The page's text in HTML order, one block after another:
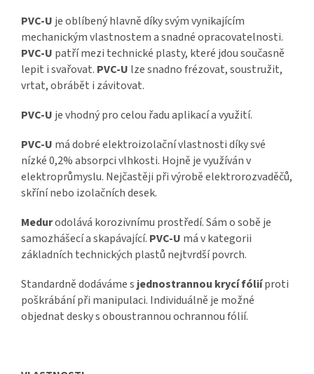
PVC-U je oblíbený hlavně díky svým vynikajícím
mechanickým vlastnostem a snadné opracovatelnosti.
PVC-U patří mezi technické plasty, které jdou současně
lepit i svařovat. PVC-U lze snadno frézovat, soustružit,
vrtat, obrábět i závitovat.
PVC-U je vhodný pro celou řadu aplikací a využití.
PVC-U má dobré elektroizolační vlastnosti díky své
nízké 0,2% absorpci vlhkosti. Hojně je využíván v
elektroprůmyslu. Nejčastěji při výrobě elektrorozvaděčů,
skříní nebo izolačních desek.
Medurodolává korozivnímu prostředí. Sám o sobě je
samozhášecí a skapávající. PVC-U má v kategorii
základních technických plastů nejtvrdší povrch.
Standardně dodáváme s jednostrannou krycí fóliíproti
poškrábání při manipulaci. Individuálně je možné
objednat desky s oboustrannou ochrannou fólií.